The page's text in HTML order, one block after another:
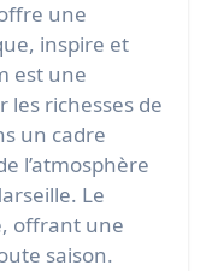
une
inspire et
est une
les richesses de
un cadre
l’atmosphère
Le
offrant une
saison.